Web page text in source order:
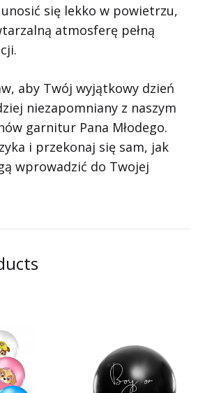
się lekko w powietrzu,
atmosferę pełną
aby Twój wyjątkowy dzień
niezapomniany z naszym
garnitur Pana Młodego.
i przekonaj się sam, jak
wprowadzić do Twojej